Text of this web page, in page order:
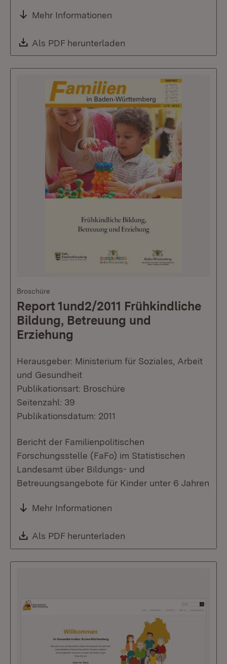
Mehr Informationen
Download:
Als PDF herunterladen
Broschüre
Report 1und2/2011 Frühkindliche
Bildung, Betreuung und
Erziehung
Herausgeber: Ministerium für Soziales, Arbeit
und Gesundheit
Publikationsart: Broschüre
Seitenzahl: 39
Publikationsdatum: 2011
Bericht der Familienpolitischen
Forschungsstelle (FaFo) im Statistischen
Landesamt über Bildungs- und
Betreuungsangebote für Kinder unter 6 Jahren
Mehr Informationen
Download:
Als PDF herunterladen